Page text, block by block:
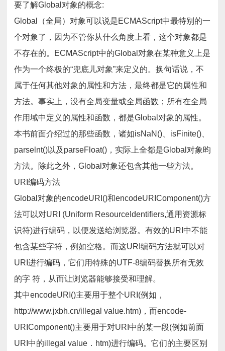
要了解Global对象的概念:
Global（全局）对象可以说是ECMAScript中最特别的一
个对象了，因为不管你从什么角度上看，这个对象都是
不存在的。ECMAScript中的Global对象在某种意义上是
作为一个终极的“兜底儿对象”来定义的。换句话说，不
属于任何其他对象的属性和方法，最终都是它的属性和
方法。事实上，没有全局变量或全局函数；所有在全局
作用域中定义的属性和函数，都是Global对象的属性。
本书前面介绍过的那些函数，诸如isNaN()、isFinite()、
parselnt()以及parseFloat()，实际上全都是Global对象昀
方法。除此之外，Global对象还包含其他一些方法。
URI编码方法
Global对象的encodeURI()和encodeURIComponent()方
法可以对URI (Uniform ResourceIdentifiers,通用资源标
识符)进行编码，以便发送给浏览器。有效的URI中不能
包含某些字符，例如空格。而这URI编码方法就可以对
URI进行编码，它们用特殊的UTF-8编码替换所有无效
的字 符，从而让浏览器能够接受和理解。
其中encodeURI()主要用于整个URI(例如，
http://www.jxbh.cn/illegal value.htm)，而encode-
URIComponent()主要用于对URI中的某一段(例如前面
URI中的illegal value．htm)进行编码。它们的主要区别